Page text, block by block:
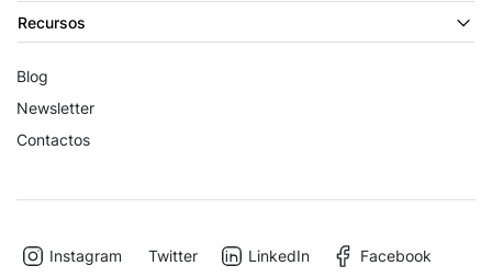
Recursos
Blog
Newsletter
Contactos
Instagram Twitter LinkedIn Facebook